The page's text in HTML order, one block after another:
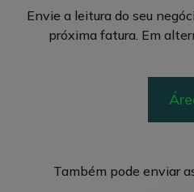
Envie a leitura do seu
próxima fatura. Em
Também pode enviar